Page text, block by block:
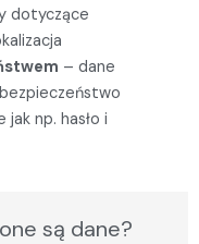
dotyczące
– dane
jak np. hasło i
są dane?